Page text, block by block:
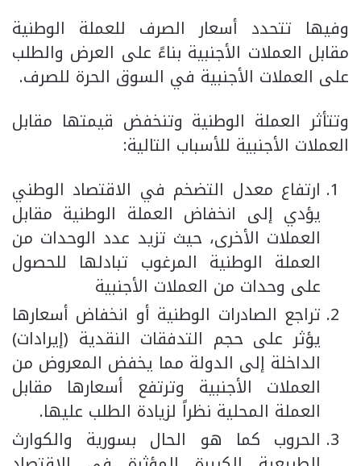
وفيها تتحدد أسعار الصرف للعملة الوطنية
مقابل العملات الأجنبية بناءً على العرض والطلب
على العملات الأجنبية في السوق الحرة للصرف.
وتتأثر العملة الوطنية وتنخفض قيمتها مقابل
العملات الأجنبية للأسباب التالية:
ارتفاع معدل التضخم في الاقتصاد الوطني
يؤدي إلى انخفاض العملة الوطنية مقابل
العملات الأخرى، حيث تزيد عدد الوحدات من
العملة الوطنية المرغوب تبادلها للحصول
على وحدات من العملات الأجنبية
تراجع الصادرات الوطنية أو انخفاض أسعارها
يؤثر على حجم التدفقات النقدية (إيرادات)
الداخلة إلى الدولة مما يخفض المعروض من
العملات الأجنبية وترتفع أسعارها مقابل
العملة المحلية نظراً لزيادة الطلب عليها.
الحروب كما هو الحال بسورية والكوارث